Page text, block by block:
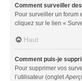
Comment surveiller
Pour surveiller un forum
cliquez sur le lien «
Haut
Comment puis-je
Pour supprimer vos
l’utilisateur (onglet